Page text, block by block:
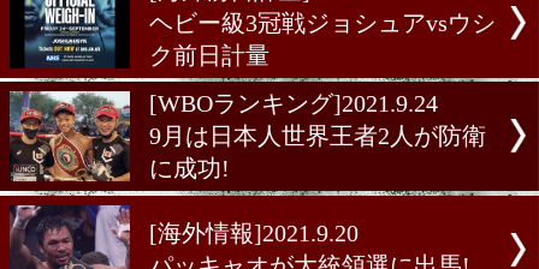
へビー級3冠統一戦ジョシ
ウシク
[海外前日計量]2021.9.24
ヘビー級3冠戦ジョシュア
ク前日計量
[WBOランキング]2021.9.24